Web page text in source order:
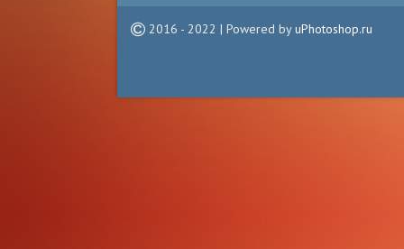
2016 - 2022 | Powered byuPhotoshop.ru